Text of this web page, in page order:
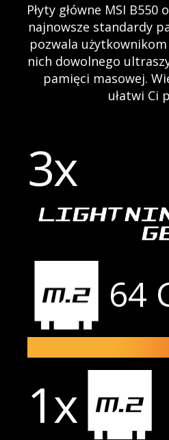
Płyty główne MSI B550
najnowsze standardy
pozwala użytkownikom
nich dowolnego
pamięci masowej.
ułatwi Ci
3x
64
1x